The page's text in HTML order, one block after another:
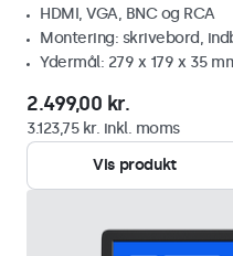
HDMI, VGA, BNC og RCA
Montering: skrivebord,
Ydermål: 279 x 179 x 35
2.499,00 kr.
3.123,75 kr. inkl. moms
Vis produkt